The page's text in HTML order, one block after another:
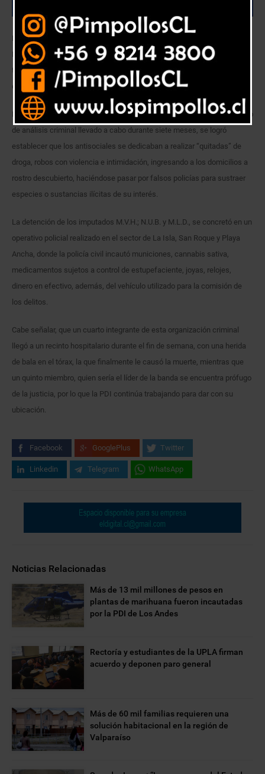
Detectives de la Brigada de Investigación Criminal (BICRIM) Viña de
Mar, detuvieron en el marco de una investigación por focos criminales, a
tres sujetos quienes integraban una banda dedicada a realizar quitadas
de droga y robos con violencia en la comuna.
De acuerdo a información aportada por la PDI, tras un importante trabajo
de análisis criminal llevado a cabo durante siete meses, se logró
establecer que los antisociales se dedicaban a realizar “quitadas” de
droga, robos con violencia e intimidación, ingresando a los domicilios a
rostro descubierto, haciéndose pasar por falsos policías para sustraer
especies o sustancias ilícitas de su interés.
La detención de los imputados M.V.H.; N.U.B. y M.L.D., se concretó en un
operativo policial realizado en el sector de La Isla, San Roque y Playa
Ancha, donde la policía civil incautó municiones, cannabis sativa,
medicamentos sujetos a control de estupefaciente, joyas, relojes,
dinero en efectivo, además, del vehículo utilizado para la comisión de
los delitos.
Cabe señalar, que un cuarto integrante de esta organización criminal
llegó a un recinto hospitalario durante el fin de semana, con una herida
de bala en el tórax, la que finalmente le causó la muerte, mientras que
un quinto miembro, quien sería el líder de la banda se encuentra prófugo
de la justicia, por lo que la PDI continúa trabajando para dar con su
ubicación.
Facebook GooglePlus Twitter
Linkedin Telegram WhatsApp
Noticias Relacionadas
Más de 13 mil millones de pesos en
plantas de marihuana fueron incautadas
por la PDI de Los Andes
Rectoría y estudiantes de la UPLA firman
acuerdo y deponen paro general
Más de 60 mil familias requieren una
solución habitacional en la región de
Valparaíso